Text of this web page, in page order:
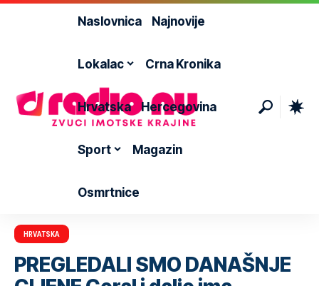
Naslovnica Najnovije
Lokalac Crna Kronika
Hrvatska Hercegovina
Sport Magazin
Osmrtnice
HRVATSKA
PREGLEDALI SMO DANAŠNJE